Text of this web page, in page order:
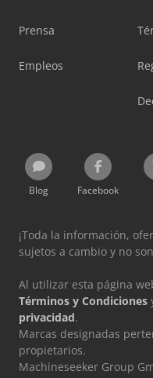
Prensa
Empleos
Blog Facebook
¡Toda la información,
sujetos a cambio y no
Al utilizar esta página
Términos y Condiciones
privacidad.
Marcas designadas
propietarios.
Machineseeker Group